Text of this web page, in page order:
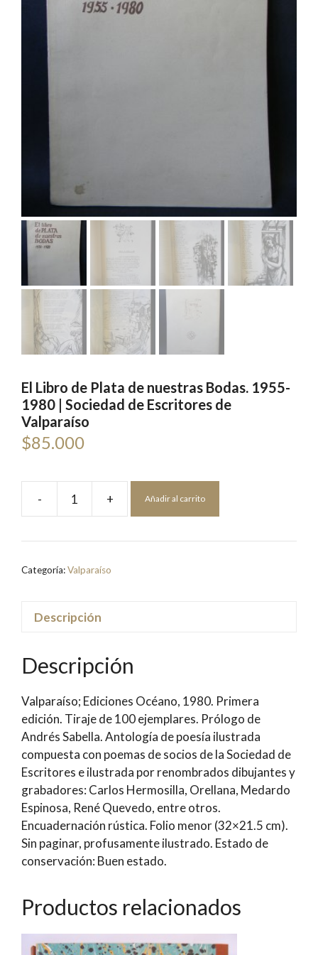
El Libro de Plata de nuestras Bodas. 1955-
1980 | Sociedad de Escritores de
Valparaíso
$85.000
-
de
|
de
Escritores
de
Valparaíso
cantidad
+ Añadir al carrito
Categoría:Valparaíso
Descripción
Descripción
Valparaíso; Ediciones Océano, 1980. Primera
edición. Tiraje de 100 ejemplares. Prólogo de
Andrés Sabella. Antología de poesía ilustrada
compuesta con poemas de socios de la Sociedad de
Escritores e ilustrada por renombrados dibujantes y
grabadores: Carlos Hermosilla, Orellana, Medardo
Espinosa, René Quevedo, entre otros.
Encuadernación rústica. Folio menor (32×21.5 cm).
Sin paginar, profusamente ilustrado. Estado de
conservación: Buen estado.
Productos relacionados